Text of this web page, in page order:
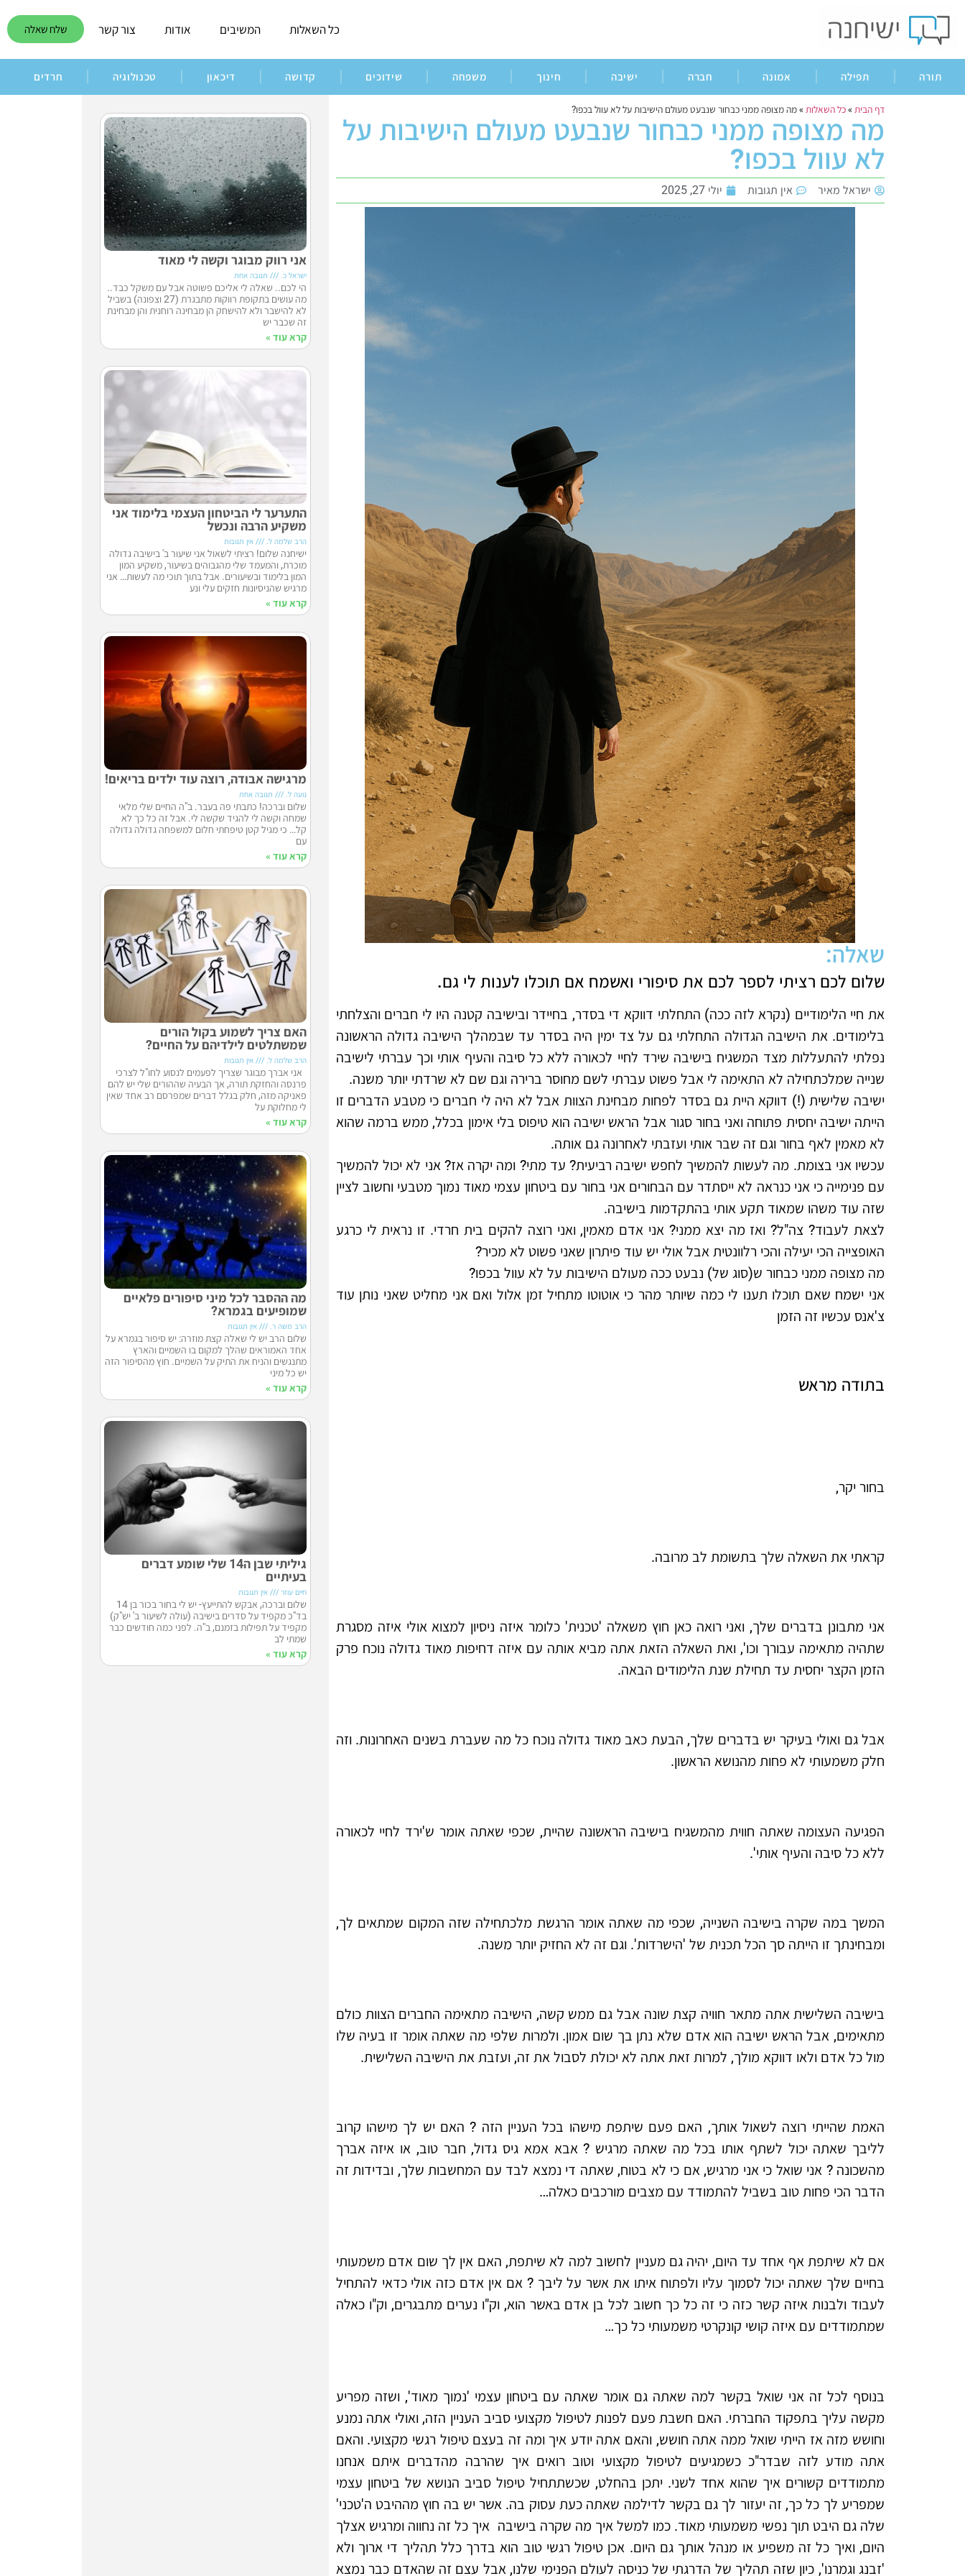
כל השאלות המשיבים אודות צור קשר שלח שאלה
תורה תפילה אמונה חברה ישיבה חינוך משפחה שידוכים קדושה דיכאון טכנולוגיה חרדים
דף הבית »כל השאלות »מה מצופה ממני כבחור שנבעט מעולם הישיבות על לא עוול בכפו?
מה מצופה ממני כבחור שנבעט מעולם הישיבות על
לא עוול בכפו?
ישראל מאיר אין תגובות יולי 27, 2025
שאלה:
שלום לכם רציתי לספר לכם את סיפורי ואשמח אם תוכלו לענות לי גם.
את חיי הלימודיים (נקרא לזה ככה) התחלתי דווקא די בסדר, בחיידר ובישיבה קטנה היו לי חברים והצלחתי
בלימודים. את הישיבה הגדולה התחלתי גם על צד ימין היה בסדר עד שבמהלך הישיבה גדולה הראשונה
נפלתי להתעללות מצד המשגיח בישיבה שירד לחיי לכאורה ללא כל סיבה והעיף אותי וכך עברתי לישיבה
שנייה שמלכתחילה לא התאימה לי אבל פשוט עברתי לשם מחוסר ברירה וגם שם לא שרדתי יותר משנה.
ישיבה שלישית (!) דווקא היית גם בסדר לפחות מבחינת הצוות אבל לא היה לי חברים כי מטבע הדברים זו
הייתה ישיבה יחסית פתוחה ואני בחור סגור אבל הראש ישיבה הוא טיפוס בלי אימון בכלל, ממש ברמה שהוא
לא מאמין לאף בחור וגם זה שבר אותי ועזבתי לאחרונה גם אותה.
עכשיו אני בצומת. מה לעשות להמשיך לחפש ישיבה רביעית? עד מתי? ומה יקרה אז? אני לא יכול להמשיך
עם פנימייה כי אני כנראה לא ייסתדר עם הבחורים אני בחור עם ביטחון עצמי מאוד נמוך מטבעי וחשוב לציין
שזה עוד משהו שמאוד תקע אותי בהתקדמות בישיבה.
לצאת לעבוד? צה"ל? ואז מה יצא ממני? אני אדם מאמין, ואני רוצה להקים בית חרדי. זו נראית לי כרגע
האופצייה הכי יעילה והכי רלוונטית אבל אולי יש עוד פיתרון שאני פשוט לא מכיר?
מה מצופה ממני כבחור ש(סוג של) נבעט ככה מעולם הישיבות על לא עוול בכפו?
אני ישמח שאם תוכלו תענו לי כמה שיותר מהר כי אוטוטו מתחיל זמן אלול ואם אני מחליט שאני נותן עוד
צ'אנס עכשיו זה הזמן
בתודה מראש
בחור יקר,
קראתי את השאלה שלך בתשומת לב מרובה.
אני מתבונן בדברים שלך, ואני רואה כאן חוץ משאלה 'טכנית' כלומר איזה ניסיון למצוא אולי איזה מסגרת
שתהיה מתאימה עבורך וכו', ואת השאלה הזאת אתה מביא אותה עם איזה דחיפות מאוד גדולה נוכח פרק
הזמן הקצר יחסית עד תחילת שנת הלימודים הבאה.
אבל גם ואולי בעיקר יש בדברים שלך, הבעת כאב מאוד גדולה נוכח כל מה שעברת בשנים האחרונות. וזה
חלק משמעותי לא פחות מהנושא הראשון.
הפגיעה העצומה שאתה חווית מהמשגיח בישיבה הראשונה שהיית, שכפי שאתה אומר ש'ירד לחיי לכאורה
ללא כל סיבה והעיף אותי'.
המשך במה שקרה בישיבה השנייה, שכפי מה שאתה אומר הרגשת מלכתחילה שזה המקום שמתאים לך,
ומבחינתך זו הייתה סך הכל תכנית של 'הישרדות'. וגם זה לא החזיק יותר משנה.
בישיבה השלישית אתה מתאר חוויה קצת שונה אבל גם ממש קשה, הישיבה מתאימה החברים הצוות כולם
מתאימים, אבל הראש ישיבה הוא אדם שלא נתן בך שום אמון. ולמרות שלפי מה שאתה אומר זו בעיה שלו
מול כל אדם ולאו דווקא מולך, למרות זאת אתה לא יכולת לסבול את זה, ועזבת את הישיבה השלישית.
האמת שהייתי רוצה לשאול אותך, האם פעם שיתפת מישהו בכל העניין הזה ? האם יש לך מישהו קרוב
לליבך שאתה יכול לשתף אותו בכל מה שאתה מרגיש ? אבא אמא גיס גדול, חבר טוב, או איזה אברך
מהשכונה ? אני שואל כי אני מרגיש, אם כי לא בטוח, שאתה די נמצא לבד עם המחשבות שלך, ובדידות זה
הדבר הכי פחות טוב בשביל להתמודד עם מצבים מורכבים כאלה…
אם לא שיתפת אף אחד עד היום, יהיה גם מעניין לחשוב למה לא שיתפת, האם אין לך שום אדם משמעותי
בחיים שלך שאתה יכול לסמוך עליו ולפתוח איתו את אשר על ליבך ? אם אין אדם כזה אולי כדאי להתחיל
לעבוד ולבנות איזה קשר כזה כי זה כל כך חשוב לכל בן אדם באשר הוא, וק"ו נערים מתבגרים, וק"ו כאלה
שמתמודדים עם איזה קושי קונקרטי משמעותי כל כך…
בנוסף לכל זה אני שואל בקשר למה שאתה גם אומר שאתה עם ביטחון עצמי 'נמוך מאוד', ושזה מפריע
מקשה עליך בתפקוד החברתי. האם חשבת פעם לפנות לטיפול מקצועי סביב העניין הזה, ואולי אתה נמנע
וחושש מזה אז הייתי שואל ממה אתה חושש, והאם אתה יודע איך ומה זה בעצם טיפול רגשי מקצועי. והאם
אתה מודע לזה שבדר"כ כשמגיעים לטיפול מקצועי וטוב רואים איך שהרבה מהדברים איתם אנחנו
מתמודדים קשורים איך שהוא אחד לשני. יתכן בהחלט, שכשתתחיל טיפול סביב הנושא של ביטחון עצמי
שמפריע לך כל כך, זה יעזור לך גם בקשר לדילמה שאתה כעת עסוק בה. אשר יש בה חוץ מההיבט ה'טכני'
שלה גם היבט תוך נפשי משמעותי מאוד. כמו למשל איך מה שקרה בישיבה איך כל זה נחווה ומרגיש אצלך
היום, ואיך כל זה משפיע או מנהל אותך גם היום. אכן טיפול רגשי טוב הוא בדרך כלל תהליך די ארוך ולא
'זבנג וגמרנו', כיון שזה תהליך של הדרגתי של כניסה לעולם הפנימי שלנו, אבל עצם זה שהאדם כבר נמצא
אני רווק מבוגר וקשה לי מאוד
ישראל כ. תגובה אחת
הי לכם.. שאלה לי אליכם פשוטה אבל עם משקל כבד..
מה עושים בתקופת רווקות מתבגרת (27 וצפונה) בשביל
לא להישבר ולא להישחק הן מבחינה רוחנית והן מבחינת
זה שכבר יש
קרא עוד »
התערער לי הביטחון העצמי בלימוד אני
משקיע הרבה ונכשל
הרב שלמה ל. אין תגובות
ישיחנה שלום! רציתי לשאול אני שיעור ב' בישיבה גדולה
מוכרת, והמעמד שלי מהגבוהים בשיעור, משקיע המון
המון בלימוד ובשיעורים. אבל בתוך תוכי מה לעשות… אני
מרגיש שהניסיונות חזקים עלי ונע
קרא עוד »
מרגישה אבודה, רוצה עוד ילדים בריאים!
נועה ל. תגובה אחת
שלום וברכה! כתבתי פה בעבר. ב"ה החיים שלי מלאי
שמחה וקשה לי להגיד שקשה לי. אבל זה כל כך לא
קל… כי מגיל קטן טיפחתי חלום למשפחה גדולה גדולה
עם
קרא עוד »
האם צריך לשמוע בקול הורים
שמשתלטים לילדיהם על החיים?
הרב שלמה ל. אין תגובות
אני אברך מבוגר שצריך לפעמים לנסוע לחו"ל לצרכי
פרנסה והחזקת תורה, אך הבעיה שההורים שלי יש להם
פאניקה מזה, חלק בגלל דברים שמפרסם רב אחד שאין
לי מחלוקת על
קרא עוד »
מה ההסבר לכל מיני סיפורים פלאיים
שמופיעים בגמרא?
הרב משה ר. אין תגובות
שלום הרב יש לי שאלה קצת מוזרה: יש סיפור בגמרא על
אחד האמוראים שהלך למקום בו השמיים והארץ
מתנגשים והניח את התיק על השמיים. חוץ מהסיפור הזה
יש כל מיני
קרא עוד »
גיליתי שבן ה14 שלי שומע דברים
בעיתיים
חיים עוזר אין תגובות
שלום וברכה, אבקש להתייעץ- יש לי בחור בכור בן 14
בד"כ מקפיד על סדרים בישיבה (עולה לשיעור ב' יש"ק)
מקפיד על תפילות בזמנם, ב"ה. לפני כמה חודשים כבר
שמתי לב
קרא עוד »